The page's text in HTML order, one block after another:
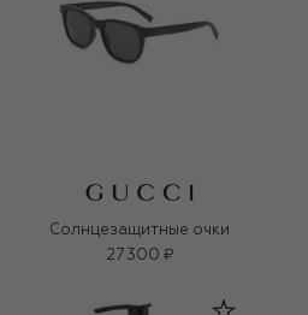
Солнцезащитные очки
27 300 ₽